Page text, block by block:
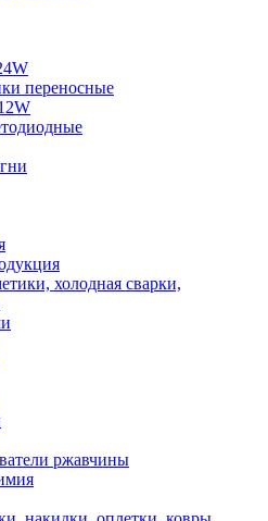
переносные
холодная сварки,
ржавчины